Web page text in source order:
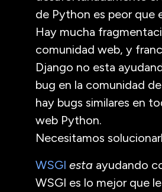
de Python es peor que
Hay mucha
comunidad web, y
Django no esta
bug en la comunidad
hay bugs similares en
web Python.
Necesitamos
WSGI esta ayudando
WSGI es lo mejor que